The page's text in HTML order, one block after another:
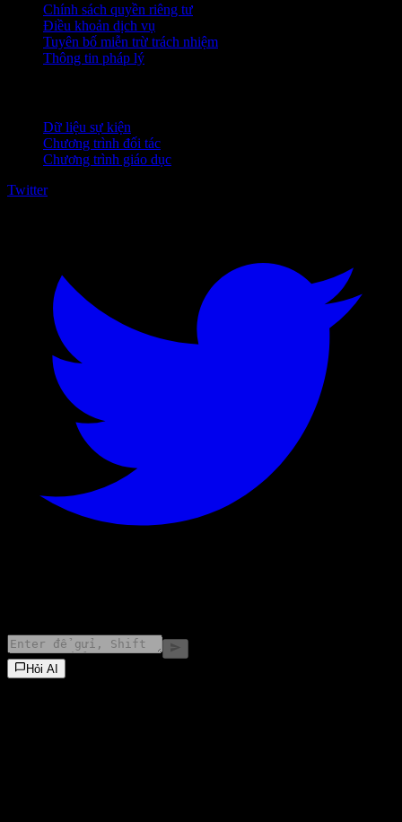
Chính sách quyền riêng tư
Điều khoản dịch vụ
Tuyên bố miễn trừ trách nhiệm
Thông tin pháp lý
Dữ liệu sự kiện
Chương trình đối tác
Chương trình giáo dục
Twitter
Hỏi AI